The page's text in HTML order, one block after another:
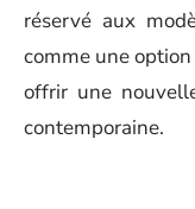
réservé aux
comme une
offrir une
contemporaine.